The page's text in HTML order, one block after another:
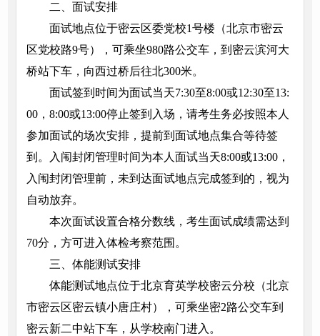
二、面试安排
面试地点位于密云区委党校1号楼（北京市密云
区党校路9号），可乘坐980路公交车，到密云滨河大
桥站下车，向西过桥后往北300米。
面试签到时间为面试当天7:30至8:00或12:30至13:
00，8:00或13:00停止签到入场，请考生务必按照本人
参加面试的场次安排，提前到面试地点集合等待签
到。入闱封闭管理时间为本人面试当天8:00或13:00，
入闱封闭管理前，未到达面试地点完成签到的，视为
自动放弃。
本次面试设置合格分数线，考生面试成绩需达到
70分，方可进入体检考察范围。
三、体能测试安排
体能测试地点位于北京育英学校密云分校（北京
市密云区密云镇小唐庄村），可乘坐密2路公交车到
密云新二中站下车，从学校南门进入。